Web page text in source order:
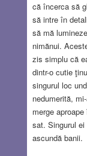
că încerca să
să intre în
să mă
nimănui.
zis simplu că
dintr-o cutie
singurul loc
nedumerită,
merge
sat. Singurul
ascundă banii.